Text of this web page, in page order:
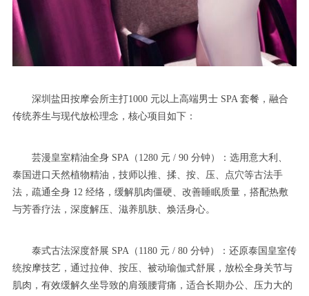
深圳盐田按摩会所主打1000 元以上高端男士 SPA 套餐，融合
传统养生与现代放松理念，核心项目如下：
芸漫皇室精油全身 SPA（1280 元 / 90 分钟）：选用意大利、
泰国进口天然植物精油，技师以推、揉、按、压、点穴等古法手
法，疏通全身 12 经络，缓解肌肉僵硬、改善睡眠质量，搭配热敷
与芳香疗法，深度解压、滋养肌肤、焕活身心。
泰式古法深度舒展 SPA（1180 元 / 80 分钟）：还原泰国皇室传
统按摩技艺，通过拉伸、按压、被动瑜伽式舒展，放松全身关节与
肌肉，有效缓解久坐导致的肩颈腰背痛，适合长期办公、压力大的